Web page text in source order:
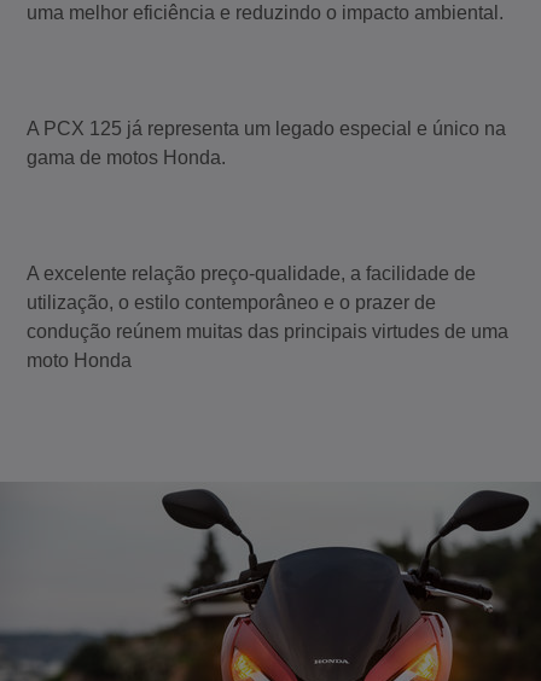
uma melhor eficiência e reduzindo o impacto ambiental.
A PCX 125 já representa um legado especial e único na
gama de motos Honda.
A excelente relação preço-qualidade, a facilidade de
utilização, o estilo contemporâneo e o prazer de
condução reúnem muitas das principais virtudes de uma
moto Honda